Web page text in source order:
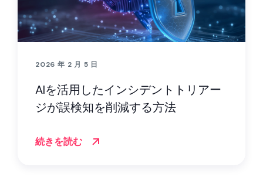
2026 年 2 月 5 日
AIを活用したインシデントトリアー
ジが誤検知を削減する方法
続きを読む